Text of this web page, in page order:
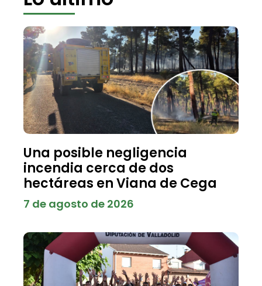
Una posible negligencia
incendia cerca de dos
hectáreas en Viana de Cega
7 de agosto de 2026